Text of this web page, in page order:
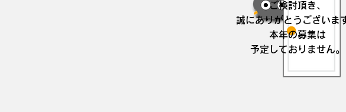
ご検討頂き、
誠にありがとうございま
本年の募集は
予定しておりません。